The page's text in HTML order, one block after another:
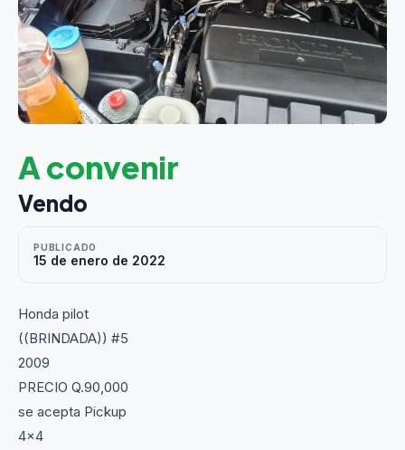
A convenir
Vendo
PUBLICADO
15 de enero de 2022
Honda pilot
((BRINDADA)) #5
2009
PRECIO Q.90,000
se acepta Pickup
4x4